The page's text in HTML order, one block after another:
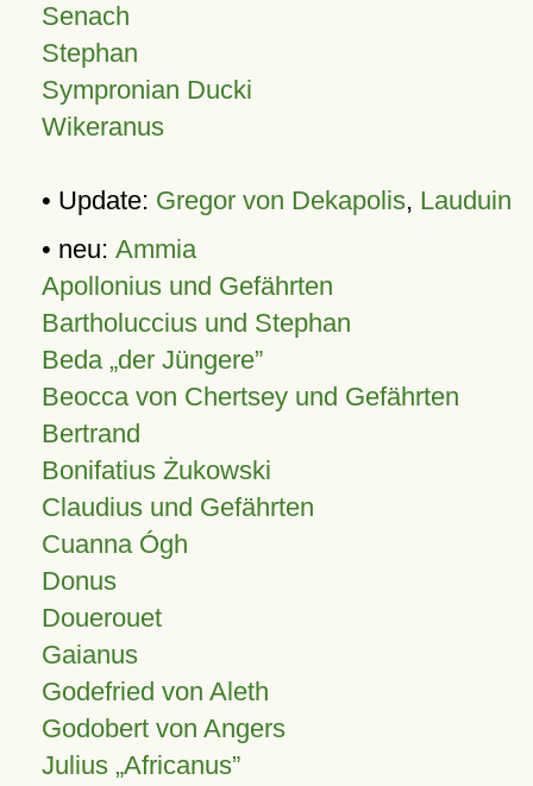
Senach
Stephan
Sympronian Ducki
Wikeranus
• Update: Gregor von Dekapolis, Lauduin
• neu: Ammia
Apollonius und Gefährten
Bartholuccius und Stephan
Beda „der Jüngere”
Beocca von Chertsey und Gefährten
Bertrand
Bonifatius Żukowski
Claudius und Gefährten
Cuanna Ógh
Donus
Douerouet
Gaianus
Godefried von Aleth
Godobert von Angers
Julius Africanus